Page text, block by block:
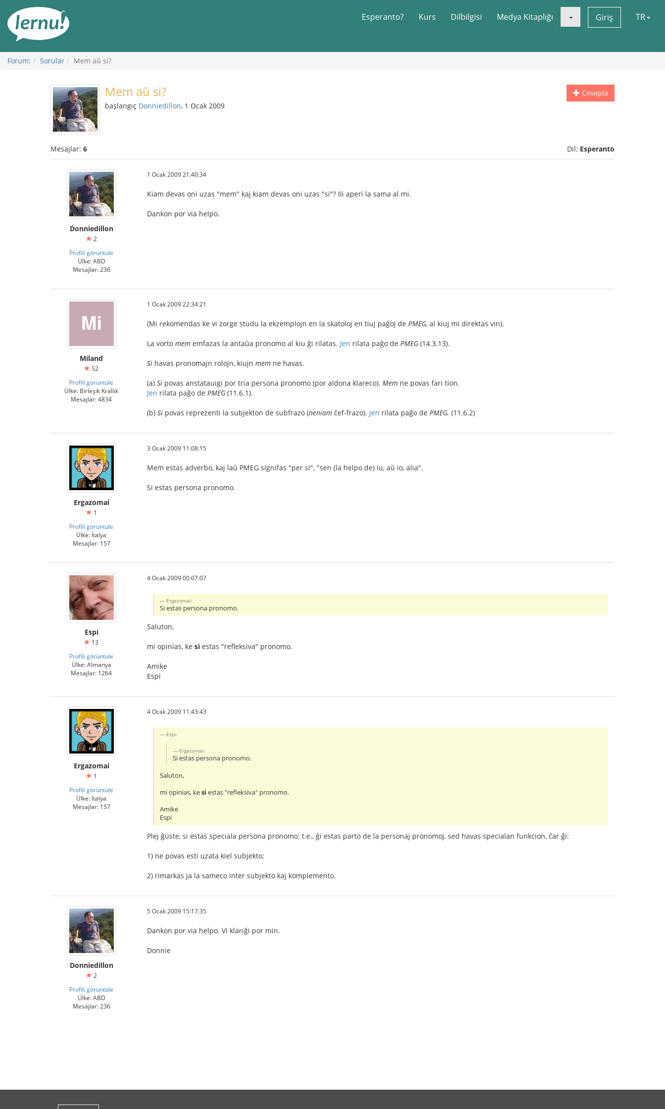
Görüntüleme
Esperanto? Kurs Dilbilgisi Medya Kitaplığı Giriş TR
Forum: Sorular Mem aŭ si?
Cevapla
Mem aŭ si?
başlangıç Donniedillon, 1 Ocak 2009
Mesajlar: 6 Dil: Esperanto
Donniedillon
2
Profili görüntüle
Ülke: ABD
Mesajlar: 236
1 Ocak 2009 21:40:34
Kiam devas oni uzas "mem" kaj kiam devas oni uzas "si"? Ili aperi la sama al mi.
Dankon por via helpo.
Miland
52
Profili görüntüle
Ülke: Birleşik Krallık
Mesajlar: 4834
1 Ocak 2009 22:34:21
(Mi rekomendas ke vi zorge studu la ekzemplojn en la skatoloj en tiuj paĝoj de PMEG, al kiuj mi direktas vin).
La vorto mem emfazas la antaŭa pronomo al kiu ĝi rilatas. Jen rilata paĝo de PMEG (14.3.13).
Si havas pronomajn rolojn, kiujn mem ne havas.
(a) Si povas anstatauigi por tria persona pronomo (por aldona klareco). Mem ne povas fari tion.
Jen rilata paĝo de PMEG (11.6.1).
(b) Si povas reprezenti la subjekton de subfrazo (neniam ĉef-frazo). Jen rilata paĝo de PMEG. (11.6.2)
Ergazomai
1
Profili görüntüle
Ülke: İtalya
Mesajlar: 157
3 Ocak 2009 11:08:15
Mem estas adverbo, kaj laŭ PMEG signifas "per si", "sen (la helpo de) iu, aŭ io, alia".
Si estas persona pronomo.
Espi
13
Profili görüntüle
Ülke: Almanya
Mesajlar: 1264
4 Ocak 2009 00:07:07
Ergazomai:
Si estas persona pronomo.
Saluton,
mi opinias, ke si estas "refleksiva" pronomo.
Amike
Espi
Ergazomai
1
Profili görüntüle
Ülke: İtalya
Mesajlar: 157
4 Ocak 2009 11:43:43
Espi:
Ergazomai:
Si estas persona pronomo.
Saluton,
mi opinias, kesi estas "refleksiva" pronomo.
Amike
Espi
Plej ĝuste, si estas speciala persona pronomo: t.e., ĝi estas parto de la personaj pronomoj, sed havas specialan funkcion, ĉar ĝi:
1) ne povas esti uzata kiel subjekto;
2) rimarkas ja la sameco inter subjekto kaj komplemento.
Donniedillon
2
Profili görüntüle
Ülke: ABD
Mesajlar: 236
5 Ocak 2009 15:17:35
Dankon por via helpo. Vi klariĝi por min.
Donnie